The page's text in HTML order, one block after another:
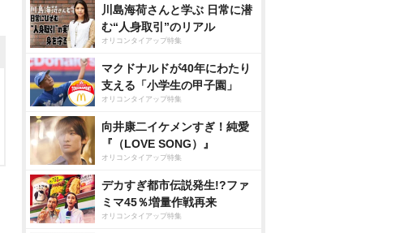
川島海荷さんと学ぶ 日常に潜
む“人身取引”のリアル
オリコンタイアップ特集
マクドナルドが40年にわたり
支える「小学生の甲子園」
オリコンタイアップ特集
向井康二イケメンすぎ！純愛
『（LOVE SONG）』
オリコンタイアップ特集
デカすぎ都市伝説発生!?ファ
ミマ45％増量作戦再来
オリコンタイアップ特集